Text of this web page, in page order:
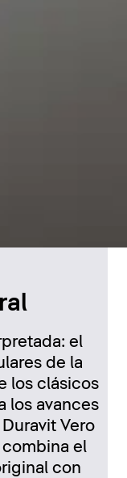
el
de la
los clásicos
los avances
Vero
el
con